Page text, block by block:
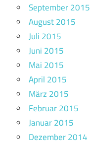
September 2015
August 2015
Juli 2015
Juni 2015
Mai 2015
April 2015
März 2015
Februar 2015
Januar 2015
Dezember 2014